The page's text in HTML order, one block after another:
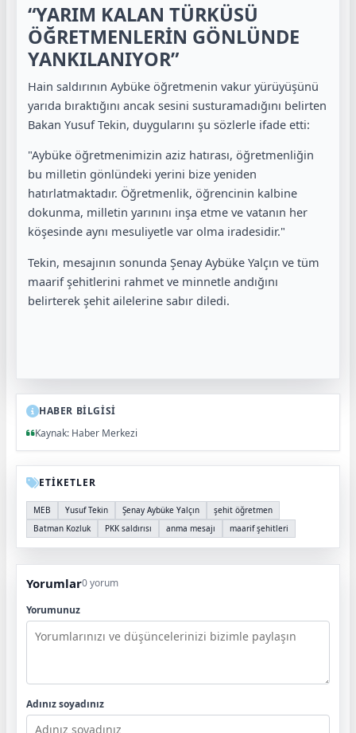
“YARIM KALAN TÜRKÜSÜ
ÖĞRETMENLERİN GÖNLÜNDE
YANKILANIYOR”
Hain saldırının Aybüke öğretmenin vakur yürüyüşünü
yarıda bıraktığını ancak sesini susturamadığını belirten
Bakan Yusuf Tekin, duygularını şu sözlerle ifade etti:
"Aybüke öğretmenimizin aziz hatırası, öğretmenliğin
bu milletin gönlündeki yerini bize yeniden
hatırlatmaktadır. Öğretmenlik, öğrencinin kalbine
dokunma, milletin yarınını inşa etme ve vatanın her
köşesinde aynı mesuliyetle var olma iradesidir."
Tekin, mesajının sonunda Şenay Aybüke Yalçın ve tüm
maarif şehitlerini rahmet ve minnetle andığını
belirterek şehit ailelerine sabır diledi.
HABER BİLGİSİ
Kaynak: Haber Merkezi
ETİKETLER
MEB Yusuf Tekin Şenay Aybüke Yalçın
şehit öğretmen
Batman Kozluk
PKK saldırısı anma mesajı maarif şehitleri
Yorumlar0 yorum
Yorumunuz
Adınız soyadınız